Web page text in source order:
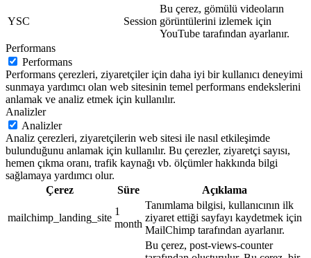
YSC Session
Bu çerez, gömülü videoların
görüntülerini izlemek için
YouTube tarafından ayarlanır.
Performans
Performans
Performans çerezleri, ziyaretçiler için daha iyi bir kullanıcı deneyimi
sunmaya yardımcı olan web sitesinin temel performans endekslerini
anlamak ve analiz etmek için kullanılır.
Analizler
Analizler
Analiz çerezleri, ziyaretçilerin web sitesi ile nasıl etkileşimde
bulunduğunu anlamak için kullanılır. Bu çerezler, ziyaretçi sayısı,
hemen çıkma oranı, trafik kaynağı vb. ölçümler hakkında bilgi
sağlamaya yardımcı olur.
Çerez
Süre Açıklama
mailchimp_landing_site
1
month
Tanımlama bilgisi, kullanıcının ilk
ziyaret ettiği sayfayı kaydetmek için
MailChimp tarafından ayarlanır.
Bu çerez, post-views-counter